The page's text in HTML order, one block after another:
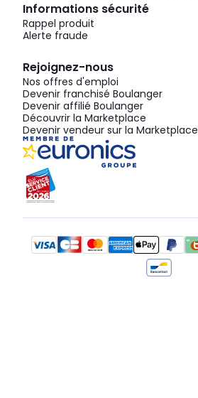
Informations sécurité
Rappel produit
Alerte fraude
Rejoignez-nous
Nos offres d'emploi
Devenir franchisé Boulanger
Devenir affilié Boulanger
Découvrir la Marketplace
Devenir vendeur sur la Marketplace